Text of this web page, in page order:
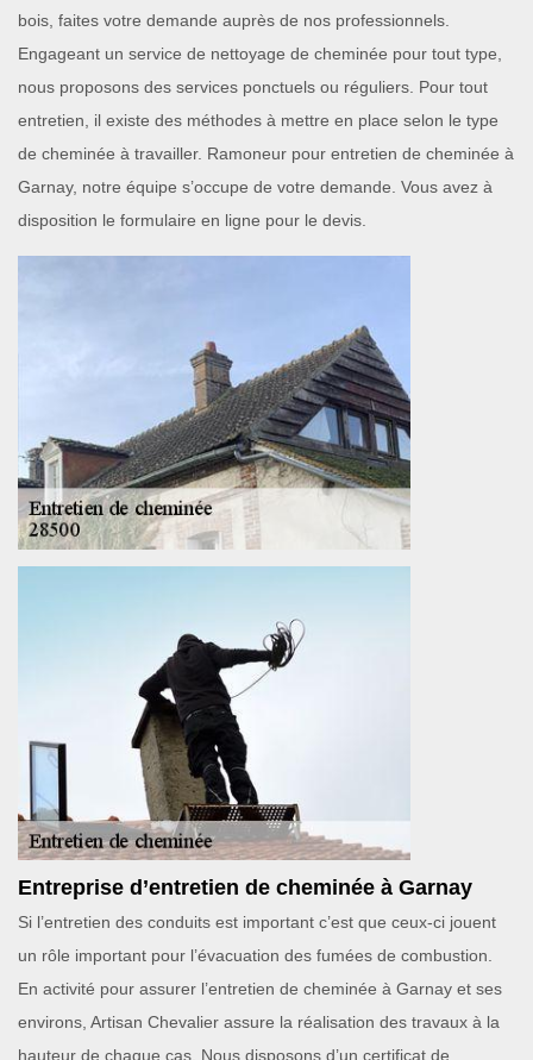
bois, faites votre demande auprès de nos professionnels.
Engageant un service de nettoyage de cheminée pour tout type,
nous proposons des services ponctuels ou réguliers. Pour tout
entretien, il existe des méthodes à mettre en place selon le type
de cheminée à travailler. Ramoneur pour entretien de cheminée à
Garnay, notre équipe s’occupe de votre demande. Vous avez à
disposition le formulaire en ligne pour le devis.
Entreprise d’entretien de cheminée à Garnay
Si l’entretien des conduits est important c’est que ceux-ci jouent
un rôle important pour l’évacuation des fumées de combustion.
En activité pour assurer l’entretien de cheminée à Garnay et ses
environs, Artisan Chevalier assure la réalisation des travaux à la
hauteur de chaque cas. Nous disposons d’un certificat de